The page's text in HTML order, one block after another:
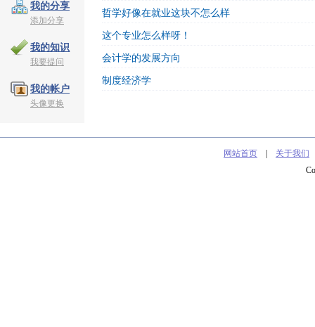
我的分享
添加分享
我的知识
我要提问
我的帐户
头像更换
哲学好像在就业这块不怎么样
这个专业怎么样呀！
会计学的发展方向
制度经济学
网站首页 关于我们